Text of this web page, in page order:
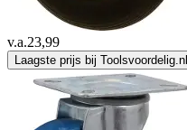
v.a.23,99
Laagste prijs bij Toolsvoordelig.nl